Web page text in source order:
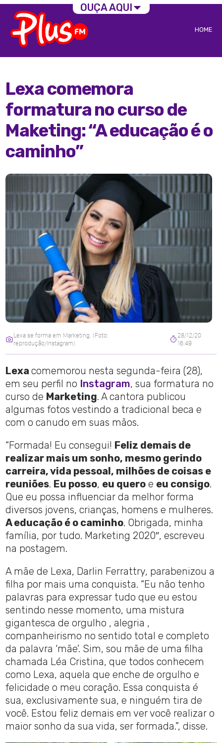
HOME
Lexa comemora
formatura no curso de
Maketing: “A educação é o
caminho”
Lexa se forma em Marketing. (Foto:
reprodução/Instagram)
28/12/20
16:49
Lexacomemorou nesta segunda-feira (28),
em seu perfil no Instagram, sua formatura no
curso de Marketing. A cantora publicou
algumas fotos vestindo a tradicional beca e
com o canudo em suas mãos.
“Formada! Eu consegui! Feliz demais de
realizar mais um sonho, mesmo gerindo
carreira, vida pessoal, milhões de coisas e
reuniões. Eu posso, eu quero e eu consigo.
Que eu possa influenciar da melhor forma
diversos jovens, crianças, homens e mulheres.
A educação é o caminho. Obrigada, minha
família, por tudo. Marketing 2020″, escreveu
na postagem.
A mãe de Lexa, Darlin Ferrattry, parabenizou a
filha por mais uma conquista. “Eu não tenho
palavras para expressar tudo que eu estou
sentindo nesse momento, uma mistura
gigantesca de orgulho , alegria ,
companheirismo no sentido total e completo
da palavra ‘mãe’. Sim, sou mãe de uma filha
chamada Léa Cristina, que todos conhecem
como Lexa, aquela que enche de orgulho e
felicidade o meu coração. Essa conquista é
sua, exclusivamente sua, e ninguém tira de
você. Estou feliz demais em ver você realizar o
maior sonho da sua vida, ser formada.”, disse.
OUÇA AQUI